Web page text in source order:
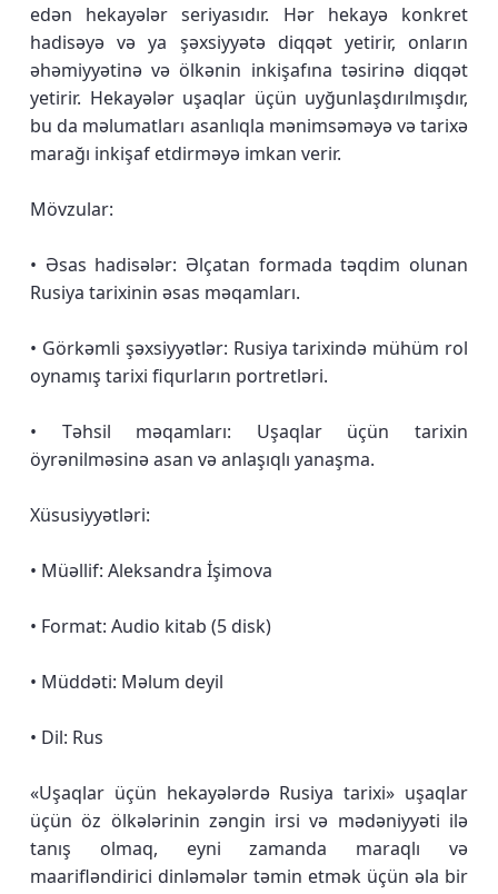
edən hekayələr seriyasıdır. Hər hekayə konkret
hadisəyə və ya şəxsiyyətə diqqət yetirir, onların
əhəmiyyətinə və ölkənin inkişafına təsirinə diqqət
yetirir. Hekayələr uşaqlar üçün uyğunlaşdırılmışdır,
bu da məlumatları asanlıqla mənimsəməyə və tarixə
marağı inkişaf etdirməyə imkan verir.
Mövzular:
• Əsas hadisələr: Əlçatan formada təqdim olunan
Rusiya tarixinin əsas məqamları.
• Görkəmli şəxsiyyətlər: Rusiya tarixində mühüm rol
oynamış tarixi fiqurların portretləri.
• Təhsil məqamları: Uşaqlar üçün tarixin
öyrənilməsinə asan və anlaşıqlı yanaşma.
Xüsusiyyətləri:
• Müəllif: Aleksandra İşimova
• Format: Audio kitab (5 disk)
• Müddəti: Məlum deyil
• Dil: Rus
«Uşaqlar üçün hekayələrdə Rusiya tarixi» uşaqlar
üçün öz ölkələrinin zəngin irsi və mədəniyyəti ilə
tanış olmaq, eyni zamanda maraqlı və
maarifləndirici dinləmələr təmin etmək üçün əla bir